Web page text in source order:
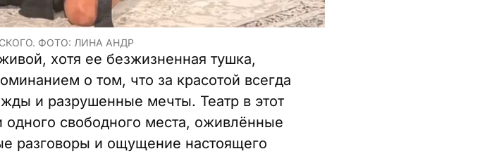
ФОТО: ЛИНА АНДР
хотя ее безжизненная тушка,
о том, что за красотой всегда
и разрушенные мечты. Театр в этот
свободного места, оживлённые
разговоры и ощущение настоящего